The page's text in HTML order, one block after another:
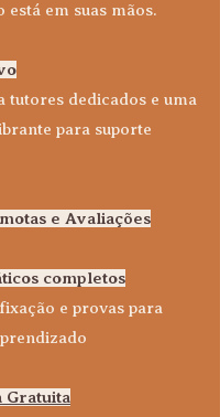
em suas mãos.
tutores dedicados e uma
para suporte
e Avaliações
completos
e provas para
Gratuita